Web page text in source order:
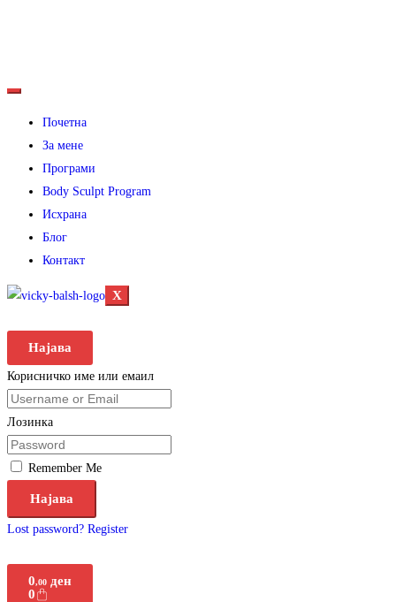
Почетна
За мене
Програми
Body Sculpt Program
Исхрана
Блог
Контакт
X
Најава
Корисничко име или емаил
Лозинка
Remember Me
Најава
Lost password? Register
0,00 ден
0